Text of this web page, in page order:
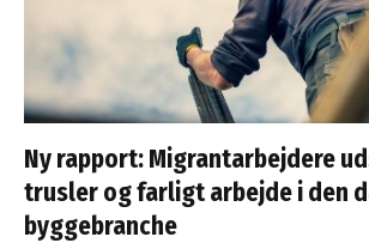
Ny rapport: Migrantarbejdere
trusler og farligt arbejde i den
byggebranche